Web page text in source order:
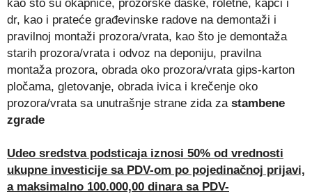
kao što su okapnice, prozorske daske, roletne, kapci i
dr, kao i prateće građevinske radove na demontaži i
pravilnoj montaži prozora/vrata, kao što je demontaža
starih prozora/vrata i odvoz na deponiju, pravilna
montaža prozora, obrada oko prozora/vrata gips-karton
pločama, gletovanje, obrada ivica i krečenje oko
prozora/vrata sa unutrašnje strane zida za stambene
zgrade
Udeo sredstva podsticaja iznosi 50% od vrednosti
ukupne investicije sa PDV-om po pojedinačnoj prijavi,
a maksimalno 100.000,00 dinara sa PDV-